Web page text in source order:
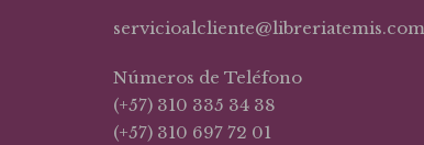
servicioalcliente@libreriatemis.com
Números de Teléfono
(+57) 310 335 34 38
(+57) 310 697 72 01